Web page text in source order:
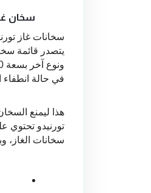
سخان
في حالة انطفاء
سخانات الغاز،